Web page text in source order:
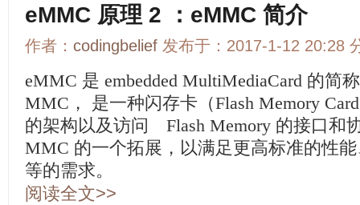
eMMC 原理 2 ：eMMC 简介
作者： codingbelief 发布于：2017-1-12 20:28
eMMC 是 embedded MultiMediaCard 的简
MMC， 是一种闪存卡（Flash Memory
的架构以及访问 Flash Memory 的接口和
MMC 的一个拓展，以满足更高标准的性
等的需求。
阅读全文>>